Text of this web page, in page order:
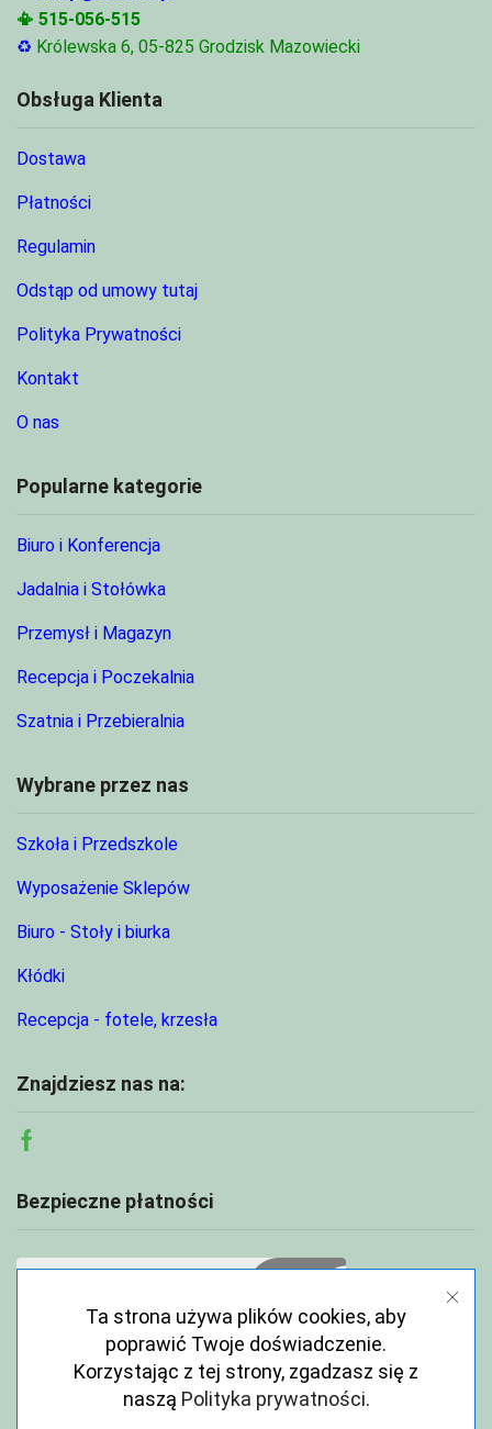
📳 515-056-515
♻ Królewska 6, 05-825 Grodzisk Mazowiecki
Obsługa Klienta
Dostawa
Płatności
Regulamin
Odstąp od umowy tutaj
Polityka Prywatności
Kontakt
O nas
Popularne kategorie
Biuro i Konferencja
Jadalnia i Stołówka
Przemysł i Magazyn
Recepcja i Poczekalnia
Szatnia i Przebieralnia
Wybrane przez nas
Szkoła i Przedszkole
Wyposażenie Sklepów
Biuro - Stoły i biurka
Kłódki
Recepcja - fotele, krzesła
Znajdziesz nas na:
Facebook
Bezpieczne płatności
Ta strona używa plików cookies, aby
poprawić Twoje doświadczenie.
Korzystając z tej strony, zgadzasz się z
naszą Polityka prywatności.